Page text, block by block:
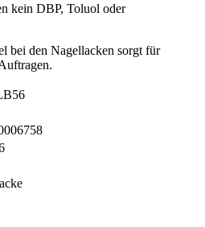
kein DBP, Toluol oder
bei den Nagellacken sorgt für